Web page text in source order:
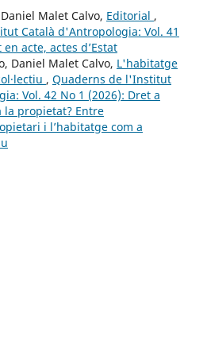
Malet Calvo, Editorial ,
Català d'Antropologia: Vol. 41
en acte, actes d’Estat
Daniel Malet Calvo, L'habitatge
, Quaderns de l'Institut
Vol. 42 No 1 (2026): Dret a
la propietat? Entre
i l’habitatge com a